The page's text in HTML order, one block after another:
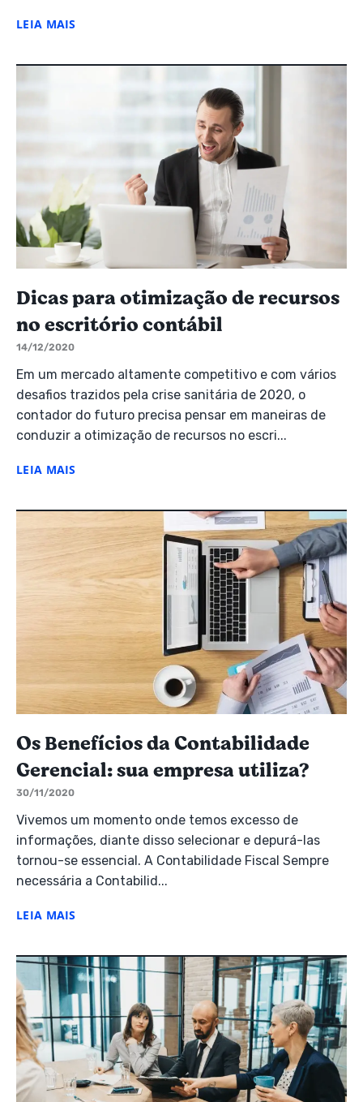
LEIA MAIS
Dicas para otimização de recursos
no escritório contábil
14/12/2020
Em um mercado altamente competitivo e com vários
desafios trazidos pela crise sanitária de 2020, o
contador do futuro precisa pensar em maneiras de
conduzir a otimização de recursos no escri...
LEIA MAIS
Os Benefícios da Contabilidade
Gerencial: sua empresa utiliza?
30/11/2020
Vivemos um momento onde temos excesso de
informações, diante disso selecionar e depurá-las
tornou-se essencial. A Contabilidade Fiscal Sempre
necessária a Contabilid...
LEIA MAIS